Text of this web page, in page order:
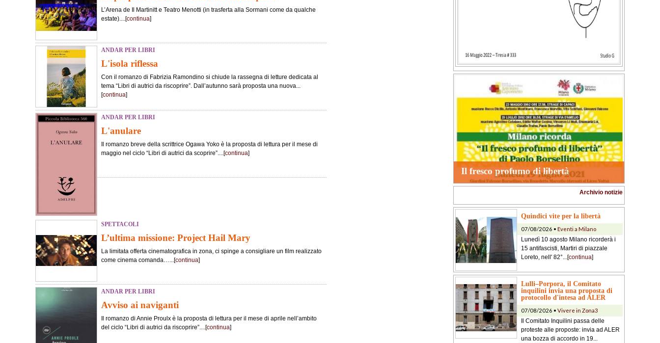
L’Arena de Il Martinitt e Teatro Menotti (in trasferta alla Sormani come da qualche
estate)....[continua]
ANDAR PER LIBRI
L'isola riflessa
Con il romanzo di Fabrizia Ramondino si chiude la rassegna di letture dedicata al
tema “Libri di autrici da riscoprire”. Dall’autunno sarà proposta una nuova...
[continua]
ANDAR PER LIBRI
L'anulare
Il romanzo breve della scrittrice Ogawa Yoko è la proposta di lettura per il mese di
maggio nel ciclo “Libri di autrici da scoprire”....[continua]
SPETTACOLI
L’ultima missione: Project Hail Mary
La limitata offerta cinematografica in zona, ci spinge a consigliare un film realizzato
come cinema comanda…...[continua]
ANDAR PER LIBRI
Avviso ai naviganti
Il romanzo di Annie Proulx è la proposta di lettura per il mese di aprile nell’ambito
del ciclo “Libri di autrici da riscoprire”....[continua]
Il fresco profumo di libertà
Archivio notizie
Quindici vite per la libertà
07/08/2026 • Eventi a Milano
Lunedì 10 agosto Milano ricorderà i
15 antifascisti, Martiri di piazzale
Loreto, nell' 82°...[continua]
Lulli–Porpora, il Comitato
inquilini invia una proposta di
protocollo d'intesa ad ALER
07/08/2026 • Vivere in Zona3
Il Comitato Inquilini passa delle
proteste alle proposte: invia ad ALER
una bozza di accordo in 19...